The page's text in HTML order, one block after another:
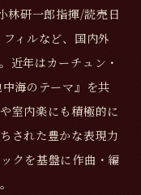
林研一郎指揮/読売日
ィルなど、国内外
近年はカーチュン・
海のテーマ』を共
室内楽にも積極的に
された豊かな表現力
クを基盤に作曲・編